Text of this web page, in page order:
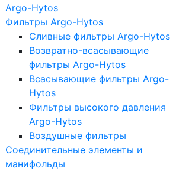
Argo-Hytos
Фильтры Argo-Hytos
Сливные фильтры Argo-Hytos
Возвратно-всасывающие
фильтры Argo-Hytos
Всасывающие фильтры Argo-
Hytos
Фильтры высокого давления
Argo-Hytos
Воздушные фильтры
Соединительные элементы и
манифольды